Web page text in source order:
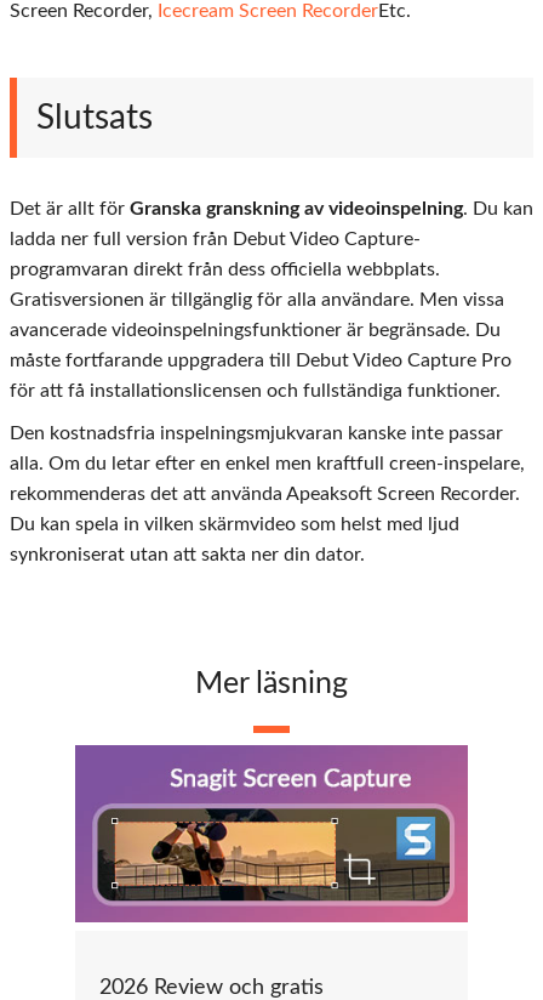
Screen Recorder, Icecream Screen RecorderEtc.
Slutsats
Det är allt för Granska granskning av videoinspelning. Du kan
ladda ner full version från Debut Video Capture-
programvaran direkt från dess officiella webbplats.
Gratisversionen är tillgänglig för alla användare. Men vissa
avancerade videoinspelningsfunktioner är begränsade. Du
måste fortfarande uppgradera till Debut Video Capture Pro
för att få installationslicensen och fullständiga funktioner.
Den kostnadsfria inspelningsmjukvaran kanske inte passar
alla. Om du letar efter en enkel men kraftfull creen-inspelare,
rekommenderas det att använda Apeaksoft Screen Recorder.
Du kan spela in vilken skärmvideo som helst med ljud
synkroniserat utan att sakta ner din dator.
Mer läsning
2026 Review och gratis